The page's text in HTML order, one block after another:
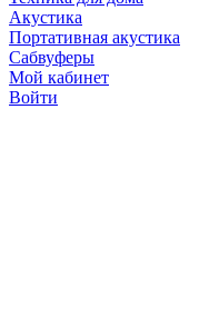
Акустика
Портативная акустика
Сабвуферы
Мой кабинет
Войти